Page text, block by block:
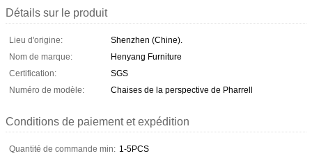
Détails sur le produit
Lieu d'origine:
Shenzhen (Chine).
Nom de marque:
Henyang Furniture
Certification:
SGS
Numéro de modèle:
Chaises de la perspective de Pharrell
Conditions de paiement et expédition
Quantité de commande min: 1-5PCS